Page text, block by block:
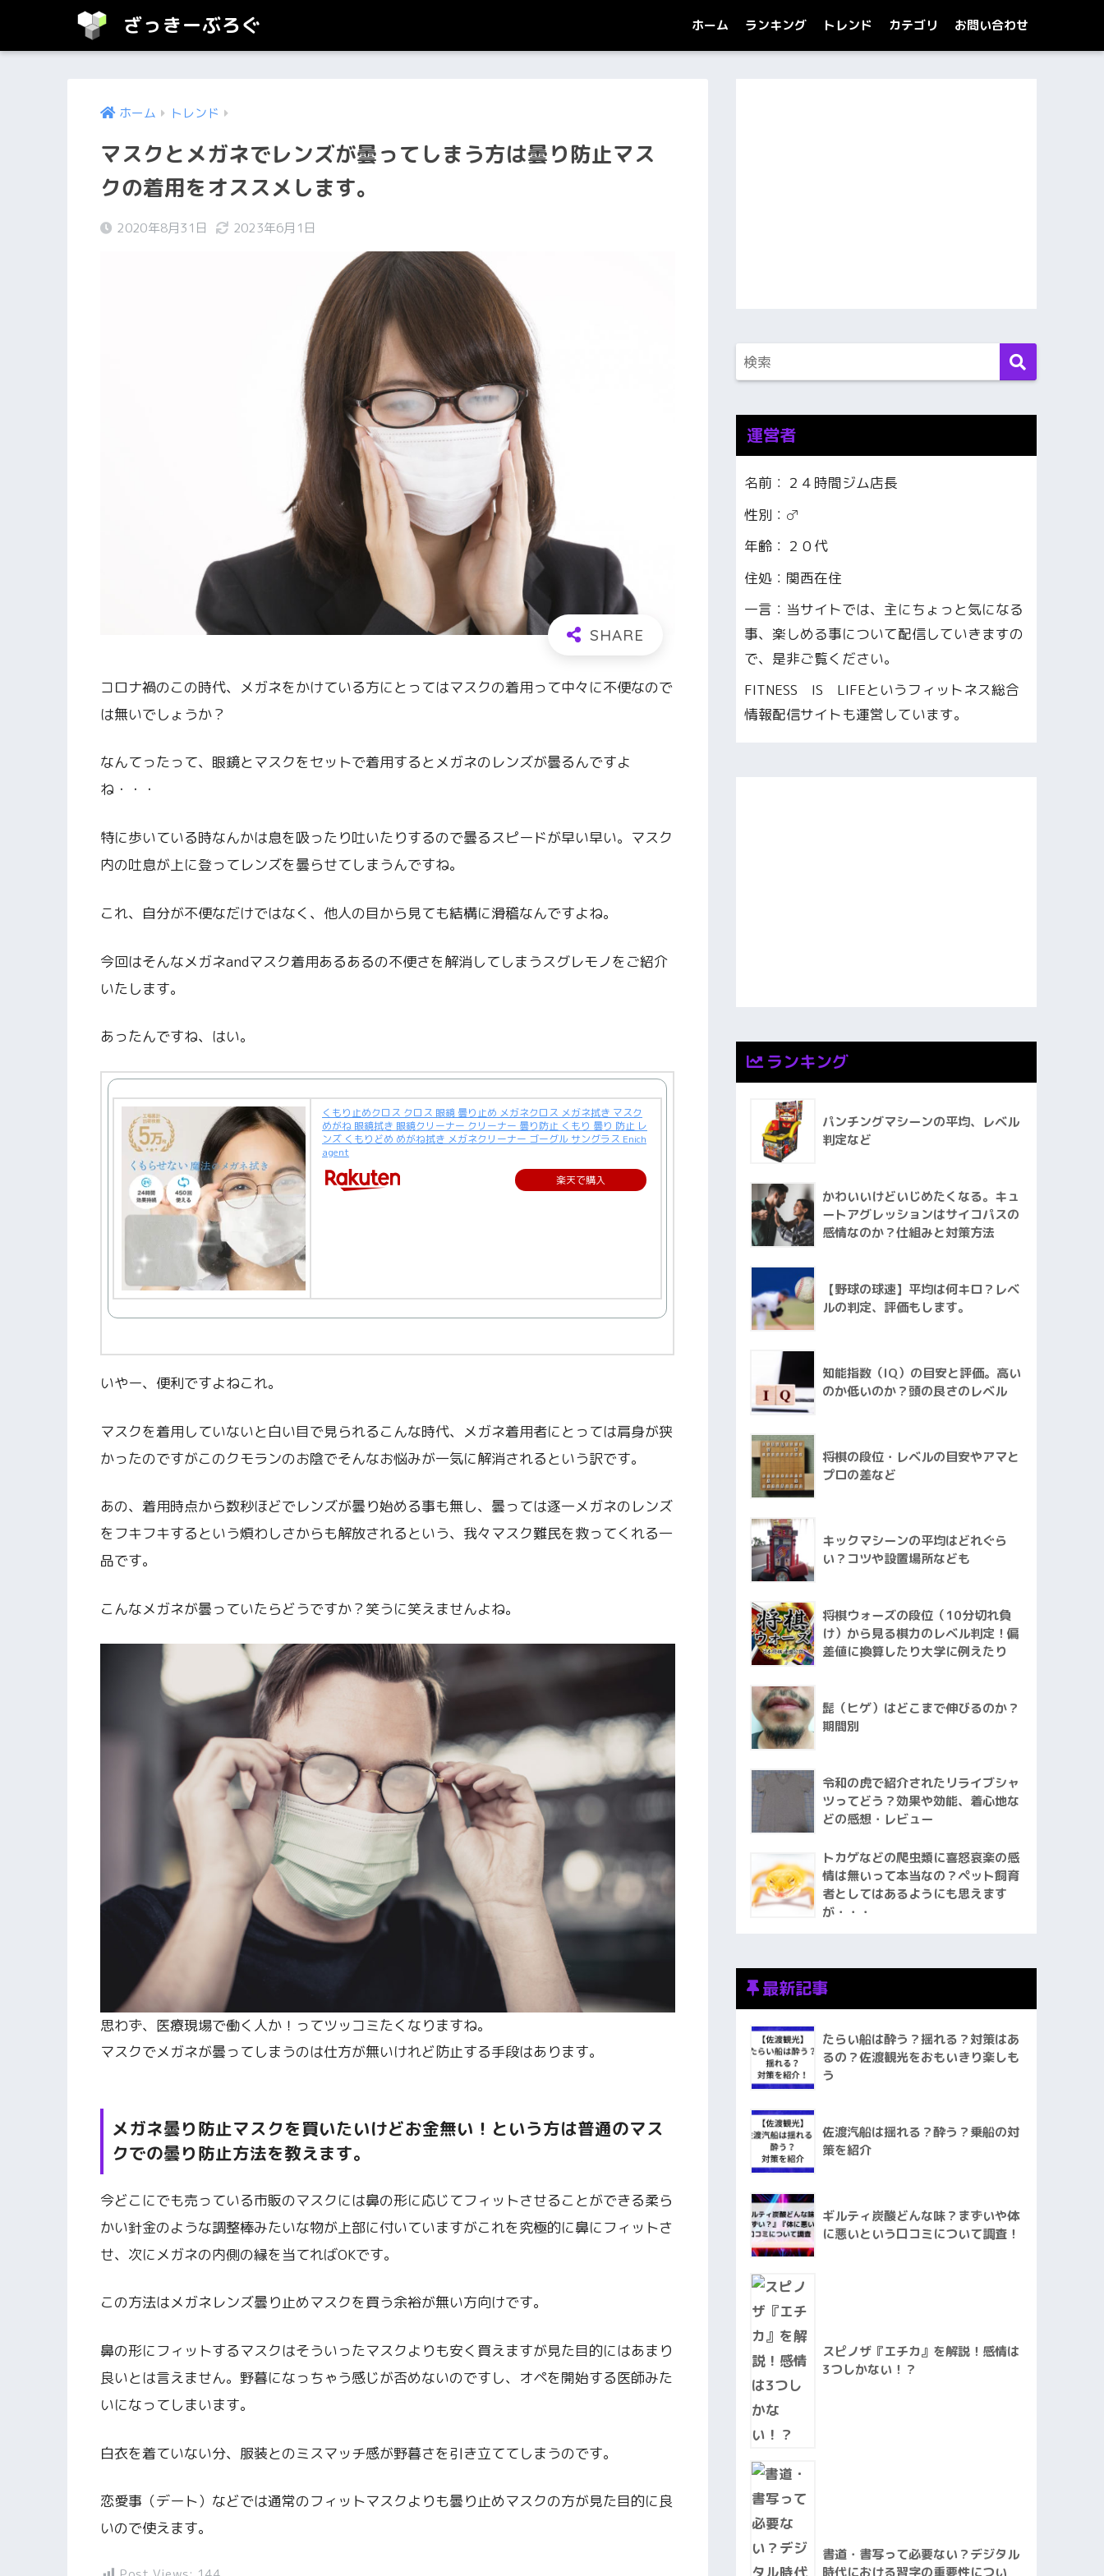
ざっきーぶろぐ ホーム ランキング トレンド カテゴリ お問い合わせ
ホーム トレンド
マスクとメガネでレンズが曇ってしまう方は曇り防止マス
クの着用をオススメします。
2020年8月31日 2023年6月1日
コロナ禍のこの時代、メガネをかけている方にとってはマスクの着用って中々に不便なので
は無いでしょうか？
なんてったって、眼鏡とマスクをセットで着用するとメガネのレンズが曇るんですよ
ね・・・
特に歩いている時なんかは息を吸ったり吐いたりするので曇るスピードが早い早い。マスク
内の吐息が上に登ってレンズを曇らせてしまうんですね。
これ、自分が不便なだけではなく、他人の目から見ても結構に滑稽なんですよね。
今回はそんなメガネandマスク着用あるあるの不便さを解消してしまうスグレモノをご紹介
いたします。
あったんですね、はい。
くもり止めクロス クロス 眼鏡 曇り止め メガネクロス メガネ拭き マスク
めがね 眼鏡拭き 眼鏡クリーナー クリーナー 曇り防止 くもり 曇り 防止 レ
ンズ くもりどめ めがね拭き メガネクリーナー ゴーグル サングラス Enich
agent
楽天で購入
いやー、便利ですよねこれ。
マスクを着用していないと白い目で見られるこんな時代、メガネ着用者にとっては肩身が狭
かったのですがこのクモランのお陰でそんなお悩みが一気に解消されるという訳です。
あの、着用時点から数秒ほどでレンズが曇り始める事も無し、曇っては逐一メガネのレンズ
をフキフキするという煩わしさからも解放されるという、我々マスク難民を救ってくれる一
品です。
こんなメガネが曇っていたらどうですか？笑うに笑えませんよね。
思わず、医療現場で働く人か！ってツッコミたくなりますね。
マスクでメガネが曇ってしまうのは仕方が無いけれど防止する手段はあります。
メガネ曇り防止マスクを買いたいけどお金無い！という方は普通のマス
クでの曇り防止方法を教えます。
今どこにでも売っている市販のマスクには鼻の形に応じてフィットさせることができる柔ら
かい針金のような調整棒みたいな物が上部に付いていますがこれを究極的に鼻にフィットさ
せ、次にメガネの内側の縁を当てればOKです。
この方法はメガネレンズ曇り止めマスクを買う余裕が無い方向けです。
鼻の形にフィットするマスクはそういったマスクよりも安く買えますが見た目的にはあまり
良いとは言えません。野暮になっちゃう感じが否めないのですし、オペを開始する医師みた
いになってしまいます。
白衣を着ていない分、服装とのミスマッチ感が野暮さを引き立ててしまうのです。
恋愛事（デート）などでは通常のフィットマスクよりも曇り止めマスクの方が見た目的に良
いので使えます。
運営者
名前：２４時間ジム店長
性別：♂
年齢：２０代
住処：関西在住
一言：当サイトでは、主にちょっと気になる
事、楽しめる事について配信していきますの
で、是非ご覧ください。
FITNESS IS LIFEというフィットネス総合
情報配信サイトも運営しています。
ランキング
パンチングマシーンの平均、レベル
判定など
かわいいけどいじめたくなる。キュ
ートアグレッションはサイコパスの
感情なのか？仕組みと対策方法
【野球の球速】平均は何キロ？レベ
ルの判定、評価もします。
知能指数（IQ）の目安と評価。高い
のか低いのか？頭の良さのレベル
将棋の段位・レベルの目安やアマと
プロの差など
キックマシーンの平均はどれぐら
い？コツや設置場所なども
将棋ウォーズの段位（10分切れ負
け）から見る棋力のレベル判定！偏
差値に換算したり大学に例えたり
髭（ヒゲ）はどこまで伸びるのか？
期間別
令和の虎で紹介されたリライブシャ
ツってどう？効果や効能、着心地な
どの感想・レビュー
トカゲなどの爬虫類に喜怒哀楽の感
情は無いって本当なの？ペット飼育
者としてはあるようにも思えます
が・・・
最新記事
たらい船は酔う？揺れる？対策はあ
るの？佐渡観光をおもいきり楽しも
う
佐渡汽船は揺れる？酔う？乗船の対
策を紹介
ギルティ炭酸どんな味？まずいや体
に悪いという口コミについて調査！
スピノザ『エチカ』を解説！感情は
3つしかない！？
書道・書写って必要ない？デジタル
時代における習字の重要性につい